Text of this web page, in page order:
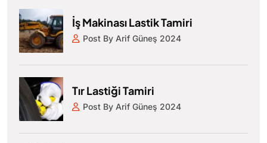
İş Makinası Lastik Tamiri
Post By Arif Güneş 2024
Tır Lastiği Tamiri
Post By Arif Güneş 2024